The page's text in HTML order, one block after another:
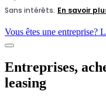
Vous êtes une entreprise?
Entreprises,
leasing